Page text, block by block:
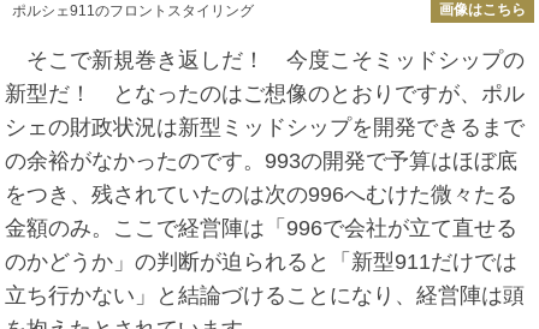
ポルシェ911のフロントスタイリング 画像はこちら
そこで新規巻き返しだ！ 今度こそミッドシップの
新型だ！ となったのはご想像のとおりですが、ポル
シェの財政状況は新型ミッドシップを開発できるまで
の余裕がなかったのです。993の開発で予算はほぼ底
をつき、残されていたのは次の996へむけた微々たる
金額のみ。ここで経営陣は「996で会社が立て直せる
のかどうか」の判断が迫られると「新型911だけでは
立ち行かない」と結論づけることになり、経営陣は頭